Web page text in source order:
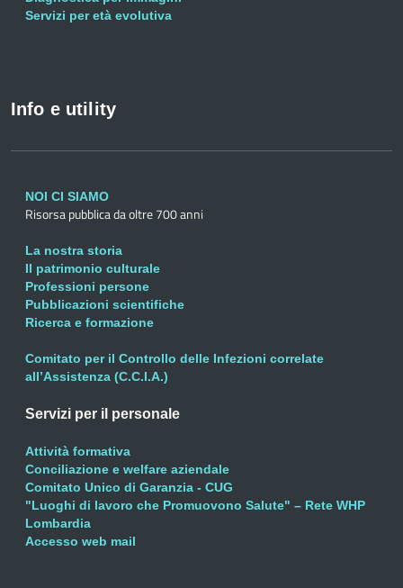
Servizi per età evolutiva
Info e utility
NOI CI SIAMO
Risorsa pubblica da oltre 700 anni
La nostra storia
Il patrimonio culturale
Professioni persone
Pubblicazioni scientifiche
Ricerca e formazione
Comitato per il Controllo delle Infezioni correlate
all’Assistenza (C.C.I.A.)
Servizi per il personale
Attività formativa
Conciliazione e welfare aziendale
Comitato Unico di Garanzia - CUG
"Luoghi di lavoro che Promuovono Salute" – Rete WHP
Lombardia
Accesso web mail